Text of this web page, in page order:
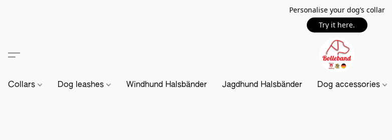
Personalise your dog’s collar
Try it here.
Collars Dog leashes Windhund Halsbänder Jagdhund Halsbänder Dog accessories